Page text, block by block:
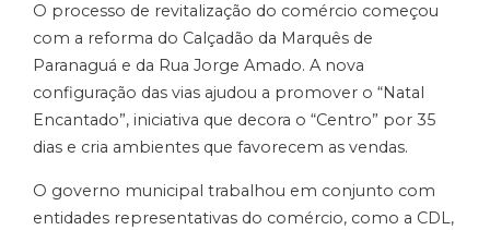
O processo de revitalização do comércio começou
com a reforma do Calçadão da Marquês de
Paranaguá e da Rua Jorge Amado. A nova
configuração das vias ajudou a promover o “Natal
Encantado”, iniciativa que decora o “Centro” por 35
dias e cria ambientes que favorecem as vendas.
O governo municipal trabalhou em conjunto com
entidades representativas do comércio, como a CDL,